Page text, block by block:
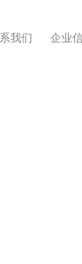
我们 企业